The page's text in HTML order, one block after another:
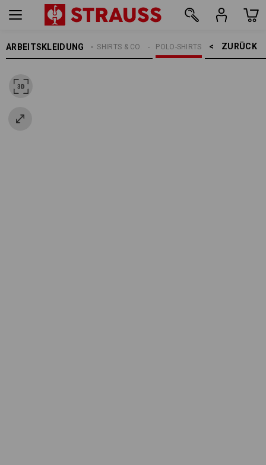
ARBEITSKLEIDUNG ZURÜCK    >
POLO-SHIRTS
SHIRTS & CO.
DAMEN